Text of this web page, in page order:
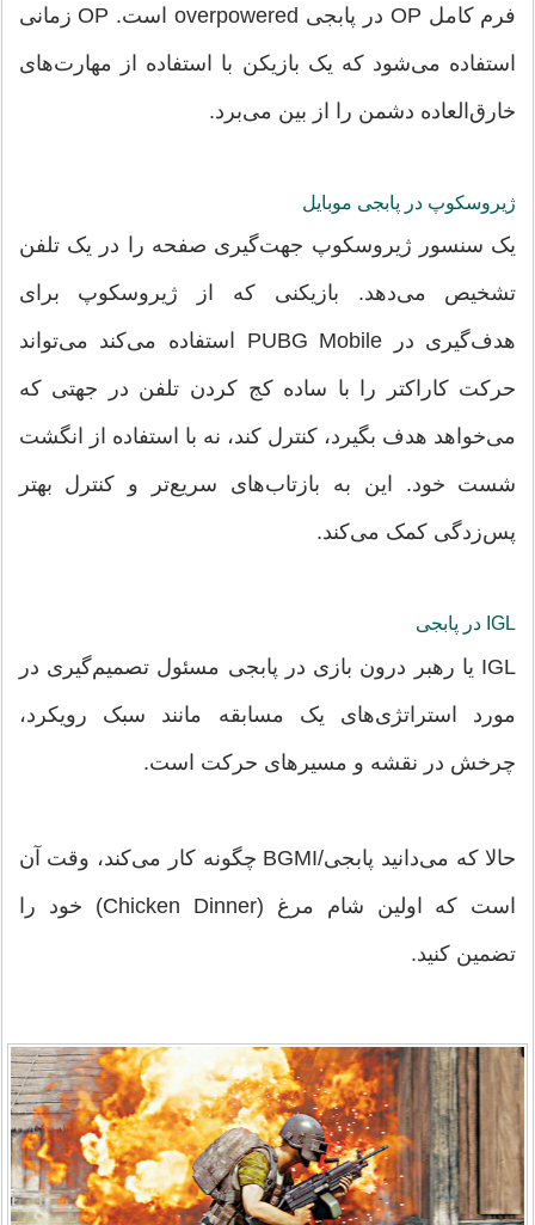
فرم کامل OP در پابجی overpowered است. OP زمانی
استفاده می‌شود که یک بازیکن با استفاده از مهارت‌های
خارق‌العاده دشمن را از بین می‌برد.
ژیروسکوپ در پابجی موبایل
یک سنسور ژیروسکوپ جهت‌گیری صفحه را در یک تلفن
تشخیص می‌دهد. بازیکنی که از ژیروسکوپ برای
هدف‌گیری در PUBG Mobile استفاده می‌کند می‌تواند
حرکت کاراکتر را با ساده کج کردن تلفن در جهتی که
می‌خواهد هدف بگیرد، کنترل کند، نه با استفاده از انگشت
شست خود. این به بازتاب‌های سریع‌تر و کنترل بهتر
پس‌زدگی کمک می‌کند.
IGL در پابجی
IGL یا رهبر درون بازی در پابجی مسئول تصمیم‌گیری در
مورد استراتژی‌های یک مسابقه مانند سبک رویکرد،
چرخش در نقشه و مسیرهای حرکت است.
حالا که می‌دانید پابجی/BGMI چگونه کار می‌کند، وقت آن
است که اولین شام مرغ (Chicken Dinner) خود را
تضمین کنید.